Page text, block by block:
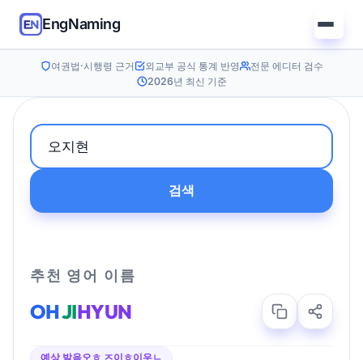
EngNaming
여권법·시행령 근거 외교부 공식 통계 반영
전문 에디터 검수
2026년 최신 기준
검색
추천 영어 이름
OHJIHYUN
예상 발음오ㅎ ㅈ이ㅎ이우ㄴ